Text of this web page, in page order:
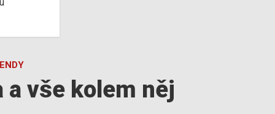
a vše kolem něj